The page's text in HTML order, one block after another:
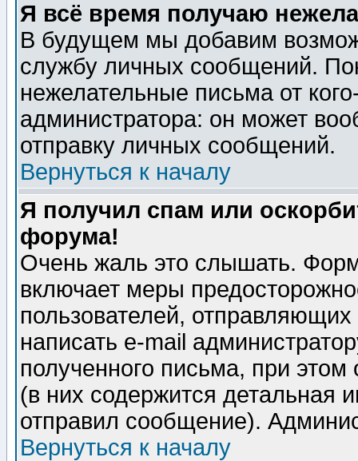
Я всё время получаю
В будущем мы добавим
службу личных сообщений.
нежелательные письма от
администратора: он может
отправку личных сообщений.
Вернуться к началу
Я получил спам или
форума!
Очень жаль это слышать.
включает меры
пользователей,
написать e-mail
полученного письма, при этом
(в них содержится детальная
отправил сообщение).
Вернуться к началу